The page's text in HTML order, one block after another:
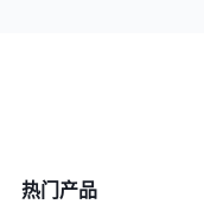
热门产品